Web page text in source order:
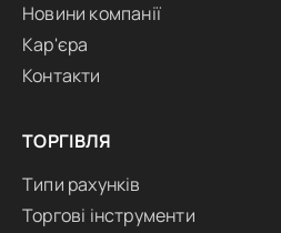
Новини компанії
Кар'єра
Контакти
ТОРГІВЛЯ
Типи рахунків
Торгові інструменти